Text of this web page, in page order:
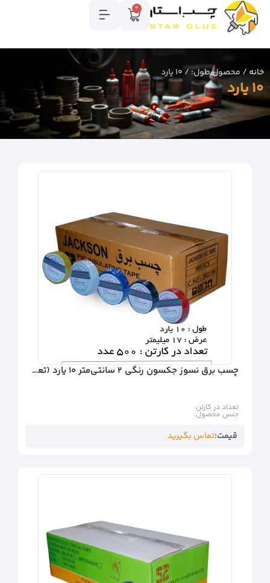
0
خانه/ محصول طول: / 10 یارد
10 یارد
چسب برق نسوز جکسون رنگی 2 سانتی‌متر 10 یارد (تعداد در کارتن: 500 عدد)
تعداد در کارتن:
جنس محصول:
قیمت:تماس بگیرید